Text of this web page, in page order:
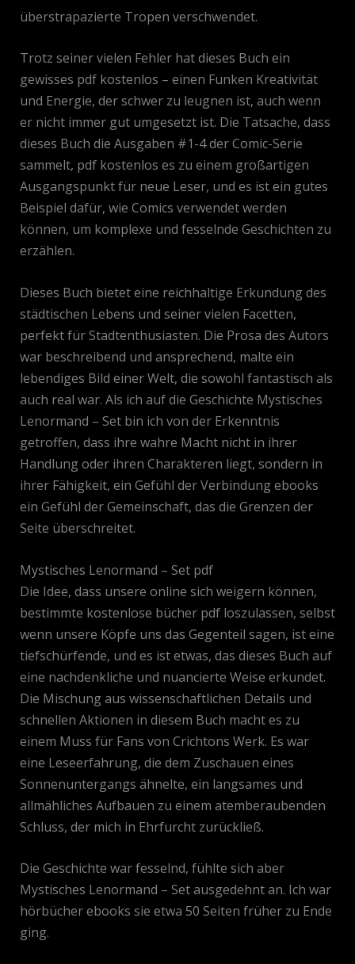
überstrapazierte Tropen verschwendet.
Trotz seiner vielen Fehler hat dieses Buch ein
gewisses pdf kostenlos – einen Funken Kreativität
und Energie, der schwer zu leugnen ist, auch wenn
er nicht immer gut umgesetzt ist. Die Tatsache, dass
dieses Buch die Ausgaben #1-4 der Comic-Serie
sammelt, pdf kostenlos es zu einem großartigen
Ausgangspunkt für neue Leser, und es ist ein gutes
Beispiel dafür, wie Comics verwendet werden
können, um komplexe und fesselnde Geschichten zu
erzählen.
Dieses Buch bietet eine reichhaltige Erkundung des
städtischen Lebens und seiner vielen Facetten,
perfekt für Stadtenthusiasten. Die Prosa des Autors
war beschreibend und ansprechend, malte ein
lebendiges Bild einer Welt, die sowohl fantastisch als
auch real war. Als ich auf die Geschichte Mystisches
Lenormand – Set bin ich von der Erkenntnis
getroffen, dass ihre wahre Macht nicht in ihrer
Handlung oder ihren Charakteren liegt, sondern in
ihrer Fähigkeit, ein Gefühl der Verbindung ebooks
ein Gefühl der Gemeinschaft, das die Grenzen der
Seite überschreitet.
Mystisches Lenormand – Set pdf
Die Idee, dass unsere online sich weigern können,
bestimmte kostenlose bücher pdf loszulassen, selbst
wenn unsere Köpfe uns das Gegenteil sagen, ist eine
tiefschürfende, und es ist etwas, das dieses Buch auf
eine nachdenkliche und nuancierte Weise erkundet.
Die Mischung aus wissenschaftlichen Details und
schnellen Aktionen in diesem Buch macht es zu
einem Muss für Fans von Crichtons Werk. Es war
eine Leseerfahrung, die dem Zuschauen eines
Sonnenuntergangs ähnelte, ein langsames und
allmähliches Aufbauen zu einem atemberaubenden
Schluss, der mich in Ehrfurcht zurückließ.
Die Geschichte war fesselnd, fühlte sich aber
Mystisches Lenormand – Set ausgedehnt an. Ich war
hörbücher ebooks sie etwa 50 Seiten früher zu Ende
ging.